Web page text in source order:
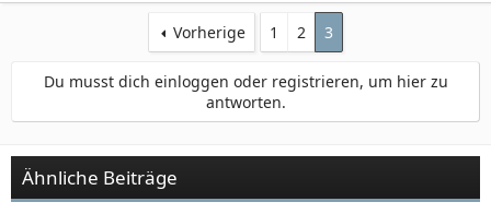
Vorherige 1 2 3
Du musst dich einloggen oder registrieren, um hier zu
antworten.
Ähnliche Beiträge